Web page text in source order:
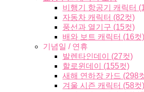
비행기 항공기 캐릭터
자동차 캐릭터 (82컷)
풍선과 열기구 (15컷)
배와 보트 캐릭터 (16컷)
기념일 / 연휴
발렌타인데이 (27컷)
할로윈데이 (155컷)
새해 연하장 카드 (298
겨울 시즌 캐릭터 (58컷)